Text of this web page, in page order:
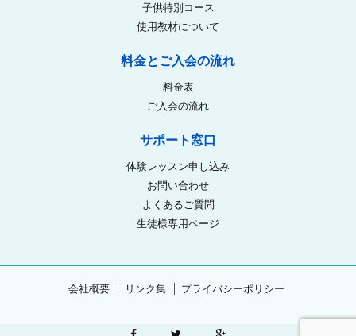
子供特別コース
使用教材について
料金とご入会の流れ
料金表
ご入会の流れ
サポート窓口
体験レッスン申し込み
お問い合わせ
よくあるご質問
生徒様専用ページ
会社概要 リンク集 プライバシーポリシー